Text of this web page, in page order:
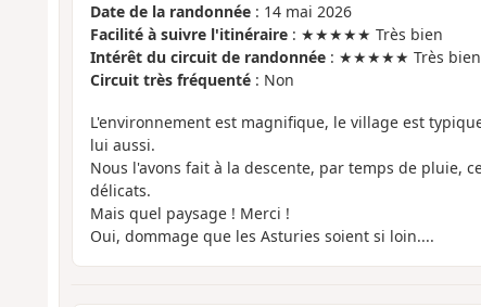
Date de la randonnée: 14 mai 2026
Facilité à suivre l'itinéraire: ★★★★★ Très bien
Intérêt du circuit de randonnée: ★★★★★ Très bien
Circuit très fréquenté: Non
L'environnement est magnifique, le village est
lui aussi.
Nous l'avons fait à la descente, par temps de pluie,
délicats.
Mais quel paysage ! Merci !
Oui, dommage que les Asturies soient si loin....